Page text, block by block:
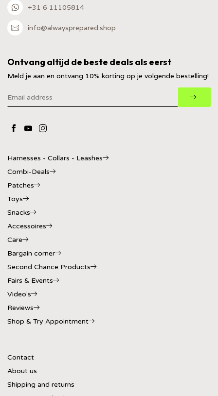
+31 6 11105814
info@alwaysprepared.shop
Ontvang altijd de beste deals als eerst
Meld je aan en ontvang 10% korting op je volgende bestelling!
Harnesses - Collars - Leashes
Combi-Deals
Patches
Toys
Snacks
Accessoires
Care
Bargain corner
Second Chance Products
Fairs & Events
Video's
Reviews
Shop & Try Appointment
Contact
About us
Shipping and returns